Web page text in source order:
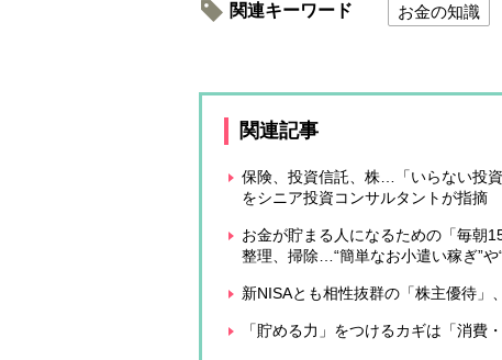
関連キーワード お金の知識
関連記事
保険、投資信託、株…「いらない投
をシニア投資コンサルタントが指摘
お金が貯まる人になるための「毎朝
整理、掃除…“簡単なお小遣い稼ぎ”
新NISAとも相性抜群の「株主優待」
「貯める力」をつけるカギは「消